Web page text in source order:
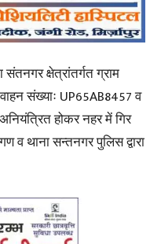
क्षेत्रांतर्गत ग्राम
संख्याः UP65AB8457 व
होकर नहर में गिर
व थाना सन्तनगर पुलिस द्वारा